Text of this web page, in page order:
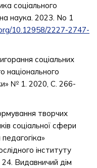
соціального
наука. 2023. No 1
10.12958/2227-2747-
соціальних
національного
№ 1. 2020, С. 266-
творчих
соціальної сфери
інституту
24. Видавничий дім